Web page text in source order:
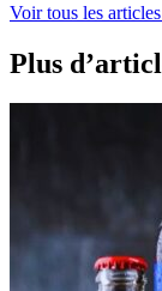
Voir tous les articles
Plus